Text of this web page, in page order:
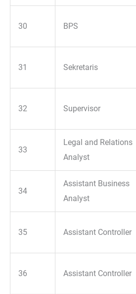
30 BPS
31 Sekretaris
32 Supervisor
33
Legal and Relations
Analyst
34
Assistant Business
Analyst
35 Assistant Controller
36 Assistant Controller